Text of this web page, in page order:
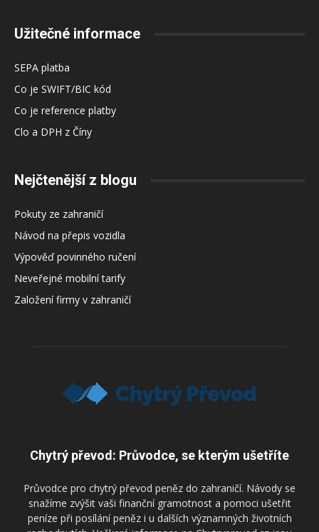
Užitečné informace
SEPA platba
Co je SWIFT/BIC kód
Co je reference platby
Clo a DPH z Číny
Nejčtenější z blogu
Pokuty ze zahraničí
Návod na přepis vozidla
Výpověď povinného ručení
Neveřejné mobilní tarify
Založení firmy v zahraničí
Chytrý převod: Průvodce, se kterým ušetříte
Průvodce pro chytrý převod peněz do zahraničí. Návody se
snažíme zvýšit vaši finanční gramotnost a pomoci ušetřit
peníze při posílání peněz i u dalších významných životních